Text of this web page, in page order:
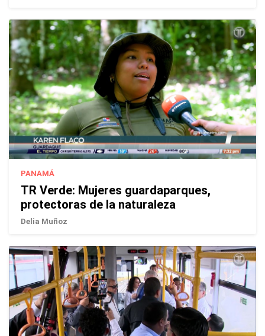
PANAMÁ
TR Verde: Mujeres guardaparques,
protectoras de la naturaleza
Delia Muñoz